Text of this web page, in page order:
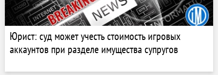
Юрист: суд может учесть стоимость игровых
аккаунтов при разделе имущества супругов